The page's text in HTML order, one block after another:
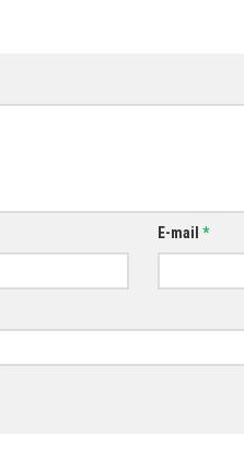
E-mail *